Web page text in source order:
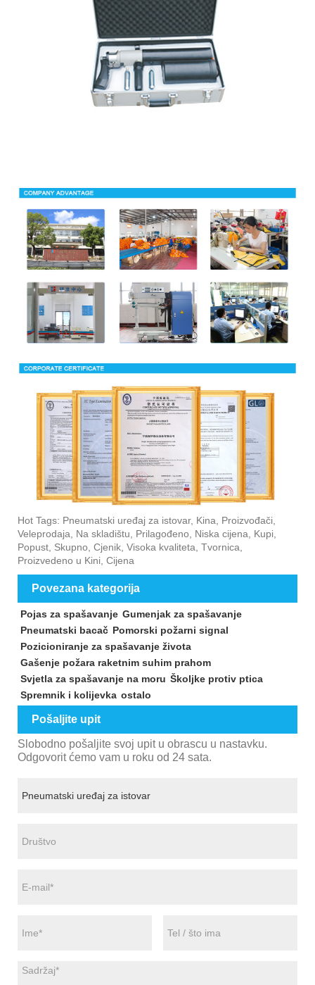
Hot Tags: Pneumatski uređaj za istovar, Kina, Proizvođači,
Veleprodaja, Na skladištu, Prilagođeno, Niska cijena, Kupi,
Popust, Skupno, Cjenik, Visoka kvaliteta, Tvornica,
Proizvedeno u Kini, Cijena
Povezana kategorija
Pojas za spašavanje Gumenjak za spašavanje
Pneumatski bacač Pomorski požarni signal
Pozicioniranje za spašavanje života
Gašenje požara raketnim suhim prahom
Svjetla za spašavanje na moru Školjke protiv ptica
Spremnik i kolijevka ostalo
Pošaljite upit
Slobodno pošaljite svoj upit u obrascu u nastavku.
Odgovorit ćemo vam u roku od 24 sata.